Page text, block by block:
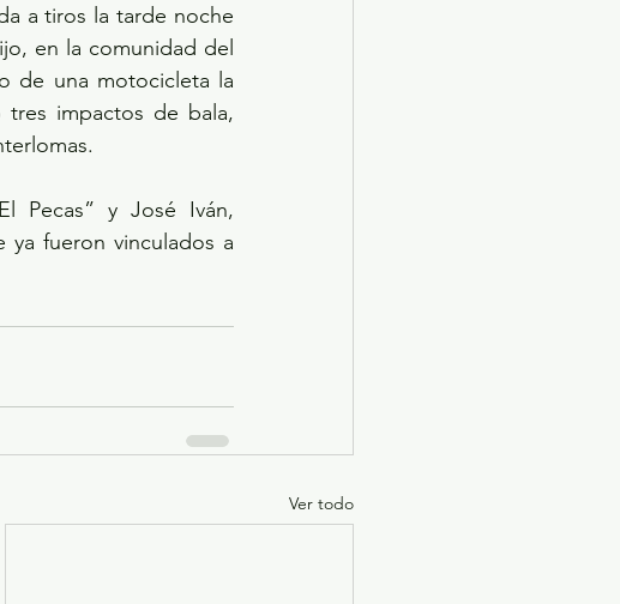
a tiros la tarde noche
en la comunidad del
de una motocicleta la
tres impactos de bala,
Pecas” y José Iván,
ya fueron vinculados a
Ver todo